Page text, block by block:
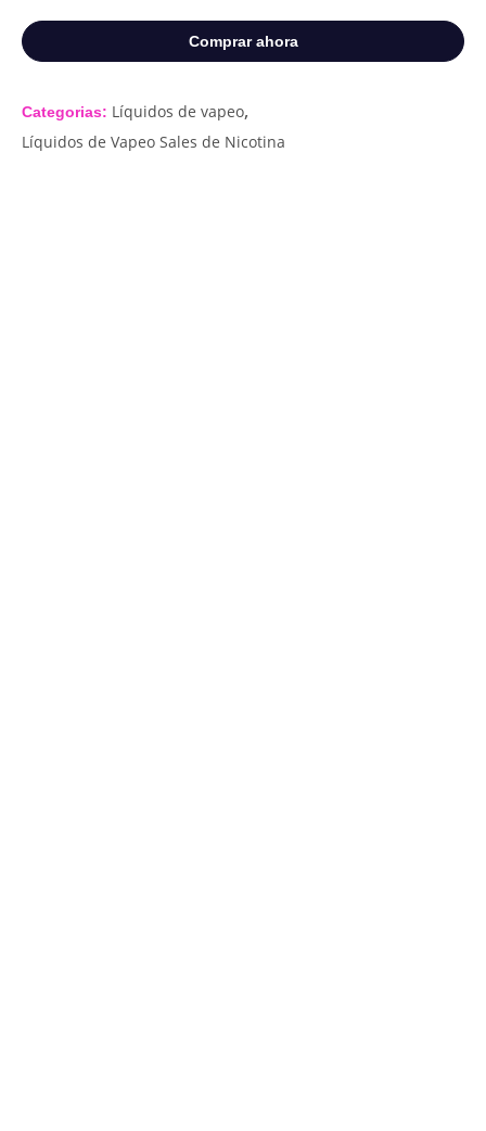
Comprar ahora
Categorias: Líquidos de vapeo,
Líquidos de Vapeo Sales de Nicotina